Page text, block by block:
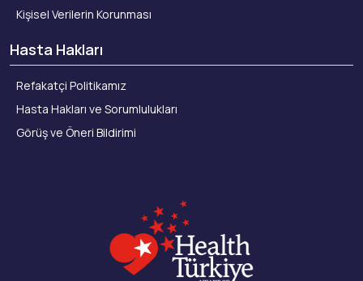
Kişisel Verilerin Korunması
Hasta Hakları
Refakatçi Politikamız
Hasta Hakları ve Sorumlulukları
Görüş ve Öneri Bildirimi